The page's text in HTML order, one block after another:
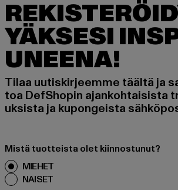
YÄKSESI
UNEENA!
Tilaa uutiskirjeemme täältä ja
toa DefShopin ajankohtaisista
uksista ja kupongeista
Mistä tuotteista olet kiinnostunut?
MIEHET
NAISET